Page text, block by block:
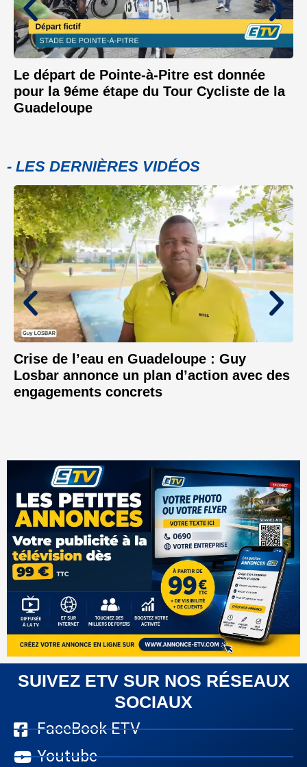
Le départ de Pointe-à-Pitre est donnée
pour la 9éme étape du Tour Cycliste de la
Guadeloupe
- LES DERNIÈRES VIDÉOS
Crise de l’eau en Guadeloupe : Guy
Losbar annonce un plan d’action avec des
engagements concrets
SUIVEZ ETV SUR NOS RÉSEAUX
SOCIAUX
FaceBook ETV
Youtube